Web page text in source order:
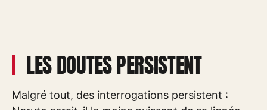
LES DOUTES PERSISTENT
Malgré tout, des interrogations persistent :